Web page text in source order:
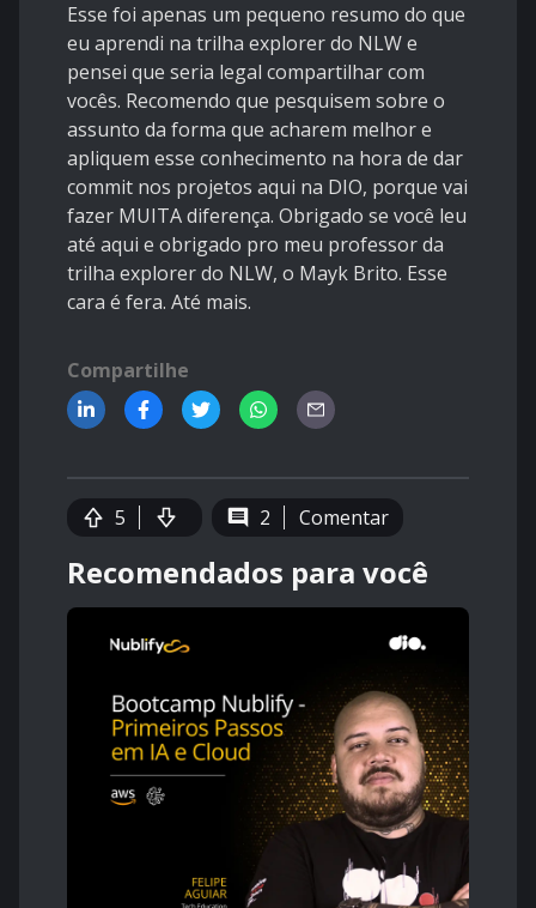
Esse foi apenas um pequeno resumo do que
eu aprendi na trilha explorer do NLW e
pensei que seria legal compartilhar com
vocês. Recomendo que pesquisem sobre o
assunto da forma que acharem melhor e
apliquem esse conhecimento na hora de dar
commit nos projetos aqui na DIO, porque vai
fazer MUITA diferença. Obrigado se você leu
até aqui e obrigado pro meu professor da
trilha explorer do NLW, o Mayk Brito. Esse
cara é fera. Até mais.
Compartilhe
5 2 Comentar
Recomendados para você